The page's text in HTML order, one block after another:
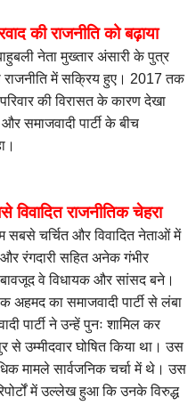
की राजनीति को बढ़ाया
नेता मुख्तार अंसारी के पुत्र
राजनीति में सक्रिय हुए। 2017 तक
की विरासत के कारण देखा
समाजवादी पार्टी के बीच
राजनीतिक चेहरा
सबसे चर्चित और विवादित नेताओं में
रंगदारी सहित अनेक गंभीर
वे विधायक और सांसद बने।
का समाजवादी पार्टी से लंबा
पार्टी ने उन्हें पुनः शामिल कर
उम्मीदवार घोषित किया था। उस
मामले सार्वजनिक चर्चा में थे। उस
में उल्लेख हुआ कि उनके विरुद्ध